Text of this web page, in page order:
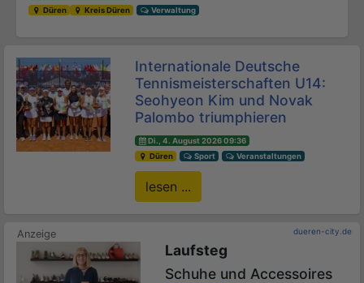
Düren
Kreis Düren Verwaltung
Internationale Deutsche
Tennismeisterschaften U14:
Seohyeon Kim und Novak
Palombo triumphieren
Di., 4. August 2026 09:36
Düren
Sport Veranstaltungen
lesen ...
dueren-city.de
Laufsteg
Schuhe und Accessoires